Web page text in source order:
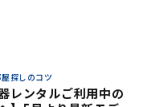
探しのコツ
器レンタルご利用中の